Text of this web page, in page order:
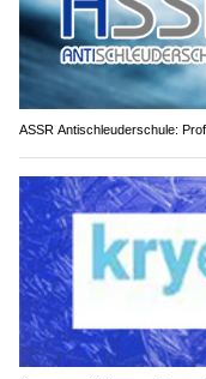
ASSR Antischleuderschule: